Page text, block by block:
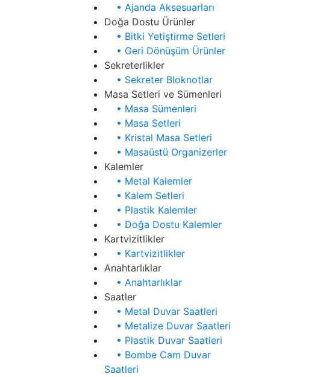
• Ajanda Aksesuarları
Doğa Dostu Ürünler
• Bitki Yetiştirme Setleri
• Geri Dönüşüm Ürünler
Sekreterlikler
• Sekreter Bloknotlar
Masa Setleri ve Sümenleri
• Masa Sümenleri
• Masa Setleri
• Kristal Masa Setleri
• Masaüstü Organizerler
Kalemler
• Metal Kalemler
• Kalem Setleri
• Plastik Kalemler
• Doğa Dostu Kalemler
Kartvizitlikler
• Kartvizitlikler
Anahtarlıklar
• Anahtarlıklar
Saatler
• Metal Duvar Saatleri
• Metalize Duvar Saatleri
• Plastik Duvar Saatleri
• Bombe Cam Duvar
Saatleri